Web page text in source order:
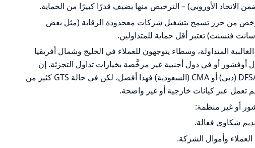
رخص من جزر تسمح بتشغيل شركات معحدودة الرقابة (مثل بعض
المتداولة، وسطاء يتوجهون للعملاء في الخليج وشمال أفريقيا
أوفشور أو في دول أجنبية غير مرخَّصة بخيارات تداول التجزئة. إن
وُجد رقابة من هيئات محلية كـDFSA (دبي) أو CMA (السعودية) فهذا أفضل، لكن في حالة GTS كثير من
تعمل عبر كيانات خارجية أو غير واضحة.
أو غير منظمة:
شكاوى فعالة.
وأموال الشركة.